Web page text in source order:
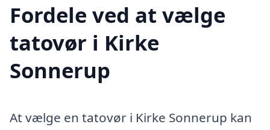
Fordele ved at vælge
tatovør i Kirke
Sonnerup
At vælge en tatovør i Kirke Sonnerup kan